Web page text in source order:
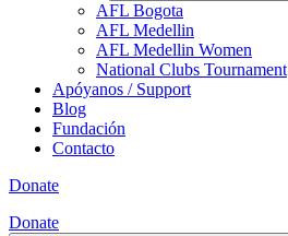
AFL Bogota
AFL Medellin
AFL Medellin Women
National Clubs Tournament
Apóyanos / Support
Blog
Fundación
Contacto
Donate
Donate